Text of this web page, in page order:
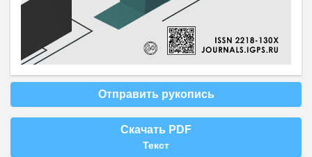
Отправить рукопись
Скачать PDF
Текст